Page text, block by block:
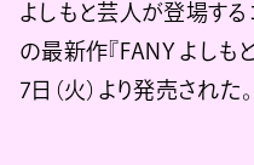
よしもと芸人が登場す
の最新作『FANY よしも
7日（火）より発売された。